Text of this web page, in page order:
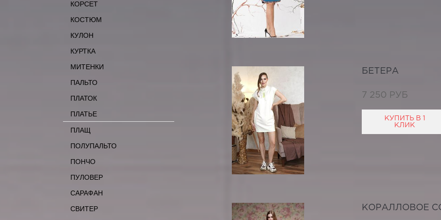
КОРСЕТ
КОСТЮМ
КУЛОН
КУРТКА
МИТЕНКИ
ПАЛЬТО
ПЛАТОК
ПЛАТЬЕ
ПЛАЩ
ПОЛУПАЛЬТО
ПОНЧО
ПУЛОВЕР
САРАФАН
СВИТЕР
БЕТЕРА
7 250 РУБ
КУПИТЬ В 1
КЛИК
КОРАЛЛОВОЕ